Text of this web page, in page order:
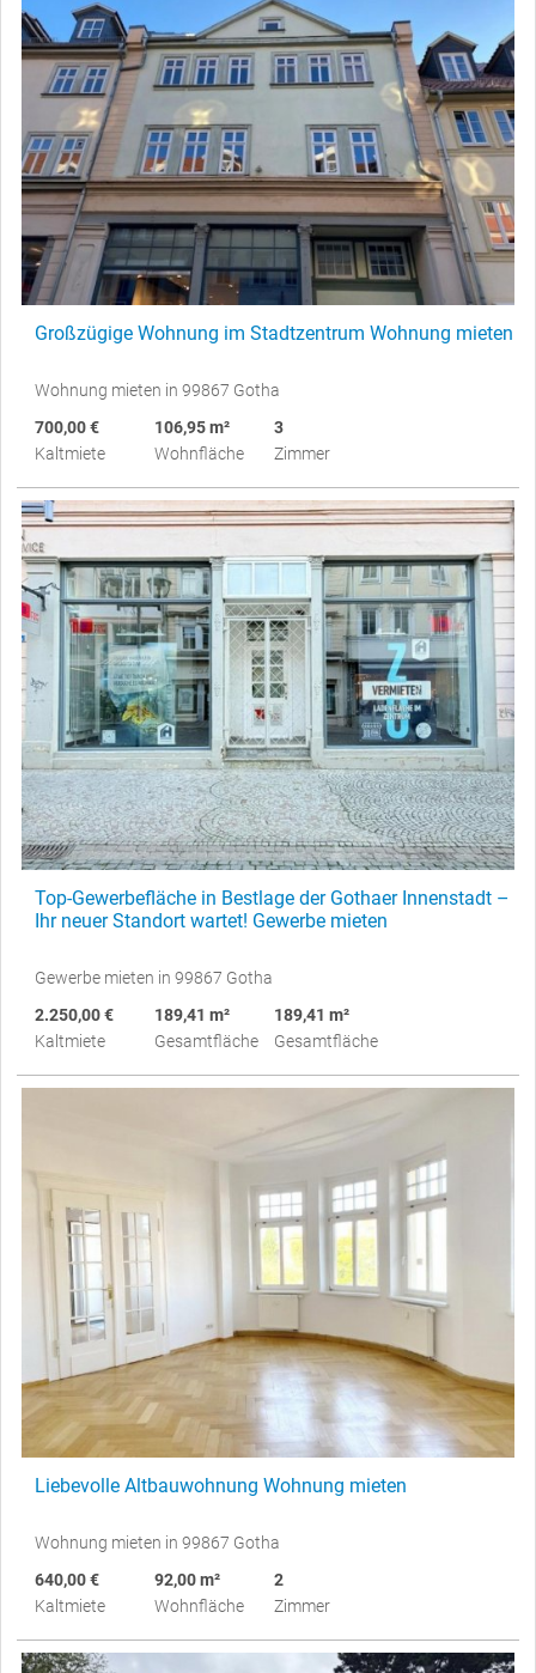
Großzügige Wohnung im Stadtzentrum Wohnung mieten
Wohnung mieten in 99867 Gotha
700,00 €
Kaltmiete
106,95 m²
Wohnfläche
3
Zimmer
Top-Gewerbefläche in Bestlage der Gothaer Innenstadt –
Ihr neuer Standort wartet! Gewerbe mieten
Gewerbe mieten in 99867 Gotha
2.250,00 €
Kaltmiete
189,41 m²
Gesamtfläche
189,41 m²
Gesamtfläche
Liebevolle Altbauwohnung Wohnung mieten
Wohnung mieten in 99867 Gotha
640,00 €
Kaltmiete
92,00 m²
Wohnfläche
2
Zimmer